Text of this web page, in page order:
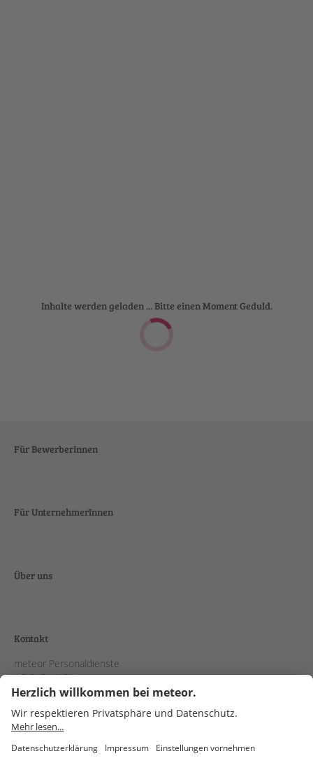
Inhalte werden geladen ... Bitte einen Moment Geduld.
Für BewerberInnen
Für UnternehmerInnen
Über uns
Kontakt
meteor Personaldienste
AG & Co. KGaA
Schanzenstraße 38
51063 Köln